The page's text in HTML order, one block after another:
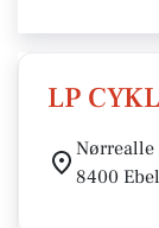
LP
Nørrealle
8400